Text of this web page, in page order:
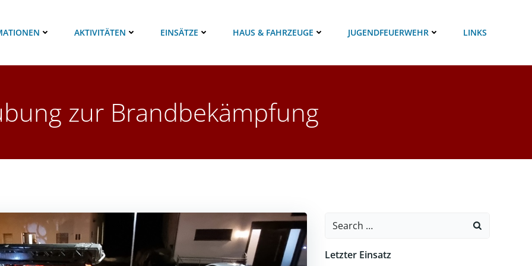
AKTIVITÄTEN EINSÄTZE HAUS & FAHRZEUGE JUGENDFEUERWEHR LINKS
zur Brandbekämpfung
Search
Letzter Einsatz